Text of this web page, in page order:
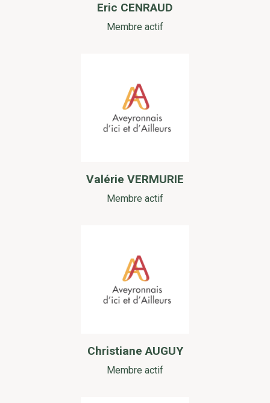
Eric CENRAUD
Membre actif
Valérie VERMURIE
Membre actif
Christiane AUGUY
Membre actif